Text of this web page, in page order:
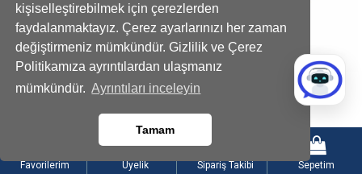
kişiselleştirebilmek için çerezlerden
faydalanmaktayız. Çerez ayarlarınızı her zaman
değiştirmeniz mümkündür. Gizlilik ve Çerez
Politikamıza ayrıntılardan ulaşmanız
mümkündür. Ayrıntıları inceleyin
Tamam
Kadife Kalpli Ayıcıklı Kutuda Çikolatalı
Kırmızı Gül
Sepette % 10 indirim
Limon Dilimli Beyaz Papatya Buketi
809,91 TL
Favorilerim Üyelik Sipariş Takibi Sepetim